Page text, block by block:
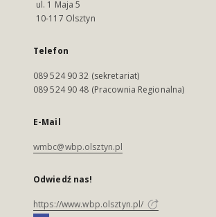
ul. 1 Maja 5
10-117 Olsztyn
Telefon
089 524 90 32 (sekretariat)
089 524 90 48 (Pracownia Regionalna)
E-Mail
wmbc@wbp.olsztyn.pl
Odwiedź nas!
https://www.wbp.olsztyn.pl/